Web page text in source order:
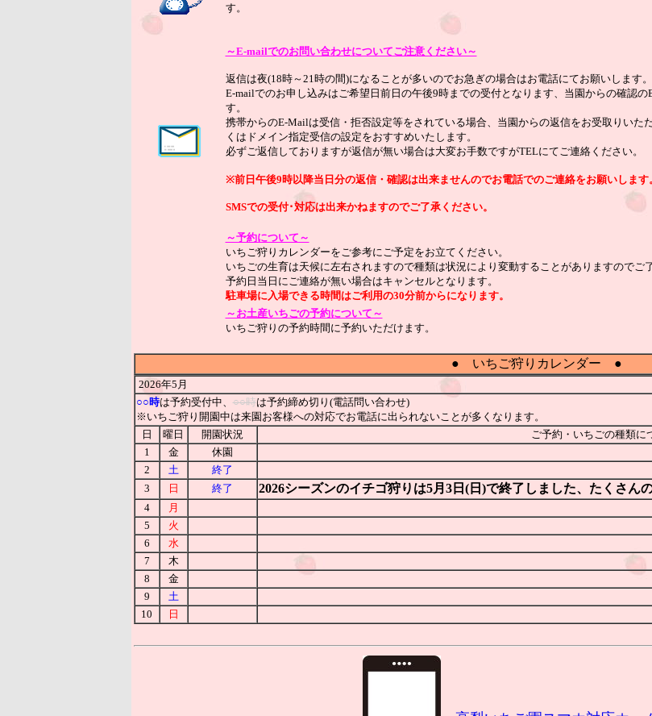
す。
～E-mailでのお問い合わせについてご注意ください～
返信は夜(18時～21時の間)になることが多いのでお急ぎの場合はお電話にてお願いします。
E-mailでのお申し込みはご希望日前日の午後9時までの受付となります、当園からの確認
す。
携帯からのE-Mailは受信・拒否設定等をされている場合、当園からの返信をお受取りいた
くはドメイン指定受信の設定をおすすめいたします。
必ずご返信しておりますが返信が無い場合は大変お手数ですがTELにてご連絡ください。
※前日午後9時以降当日分の返信・確認は出来ませんのでお電話でのご連絡をお願いします。
SMSでの受付･対応は出来かねますのでご了承ください。
～予約について～
いちご狩りカレンダーをご参考にご予定をお立てください。
いちごの生育は天候に左右されますので種類は状況により変動することがありますのでご
予約日当日にご連絡が無い場合はキャンセルとなります。
駐車場に入場できる時間はご利用の30分前からになります。
～お土産いちごの予約について～
いちご狩りの予約時間に予約いただけます。
● いちご狩りカレンダー ●
2026年5月
○○時は予約受付中、○○時は予約締め切り(電話問い合わせ)
※いちご狩り開園中は来園お客様への対応でお電話に出られないことが多くなります。
日
曜日 開園状況
ご予約・いちごの種類に
1
金
休園
2
土
終了
3
日 終了 2026シーズンのイチゴ狩りは5月3日(日)で終了しました、たくさん
4
月
5
火
6
水
7
木
8
金
9
土
10
日